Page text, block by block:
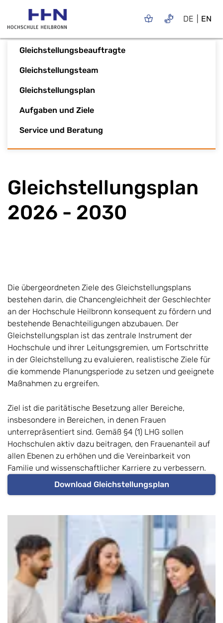
DE EN
Gleichstellungsbeauftragte
Gleichstellungsteam
Gleichstellungsplan
Aufgaben und Ziele
Service und Beratung
Gleichstellungsplan
2026 - 2030
Die übergeordneten Ziele des Gleichstellungsplans
bestehen darin, die Chancengleichheit der Geschlechter
an der Hochschule Heilbronn konsequent zu fördern und
bestehende Benachteiligungen abzubauen. Der
Gleichstellungsplan ist das zentrale Instrument der
Hochschule und ihrer Leitungsgremien, um Fortschritte
in der Gleichstellung zu evaluieren, realistische Ziele für
die kommende Planungsperiode zu setzen und geeignete
Maßnahmen zu ergreifen.
Ziel ist die paritätische Besetzung aller Bereiche,
insbesondere in Bereichen, in denen Frauen
unterrepräsentiert sind. Gemäß §4 (1) LHG sollen
Hochschulen aktiv dazu beitragen, den Frauenanteil auf
allen Ebenen zu erhöhen und die Vereinbarkeit von
Familie und wissenschaftlicher Karriere zu verbessern.
Download Gleichstellungsplan